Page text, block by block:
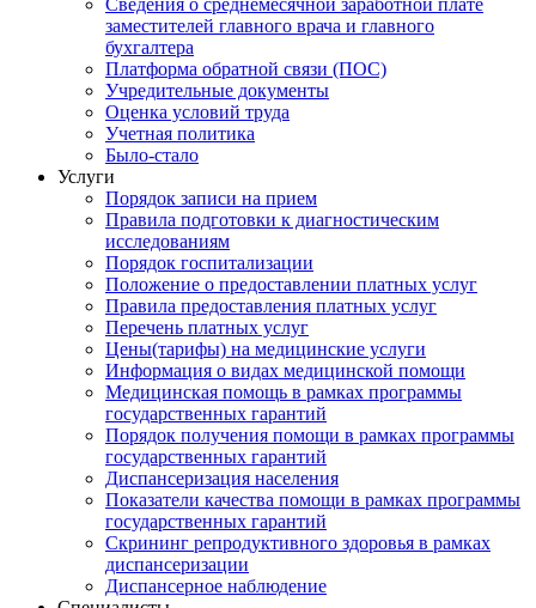
заместителей главного врача и главного
бухгалтера
Платформа обратной связи (ПОС)
Учредительные документы
Оценка условий труда
Учетная политика
Было-стало
Услуги
Порядок записи на прием
Правила подготовки к диагностическим
исследованиям
Порядок госпитализации
Положение о предоставлении платных услуг
Правила предоставления платных услуг
Перечень платных услуг
Цены(тарифы) на медицинские услуги
Информация о видах медицинской помощи
Медицинская помощь в рамках программы
государственных гарантий
Порядок получения помощи в рамках программы
государственных гарантий
Диспансеризация населения
Показатели качества помощи в рамках программы
государственных гарантий
Скрининг репродуктивного здоровья в рамках
диспансеризации
Диспансерное наблюдение